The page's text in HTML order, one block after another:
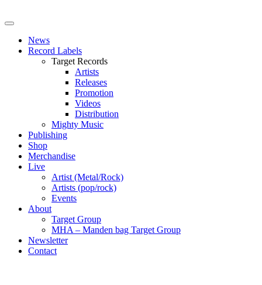
News
Record Labels
Target Records
Artists
Releases
Promotion
Videos
Distribution
Mighty Music
Publishing
Shop
Merchandise
Live
Artist (Metal/Rock)
Artists (pop/rock)
Events
About
Target Group
MHA – Manden bag Target Group
Newsletter
Contact